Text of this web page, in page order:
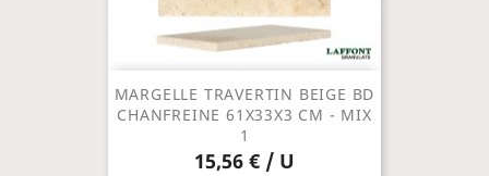
MARGELLE TRAVERTIN BEIGE BD
CHANFREINE 61X33X3 CM - MIX
1
15,56 € / U